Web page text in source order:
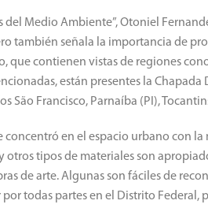
del Medio Ambiente”, Otoniel
también señala la importancia de
que contienen vistas de regiones
están presentes la
São Francisco, Parnaíba (PI),
concentró en el espacio urbano con
otros tipos de materiales son
de arte.Algunas son fáciles de
todas partes en el Distrito Federal,